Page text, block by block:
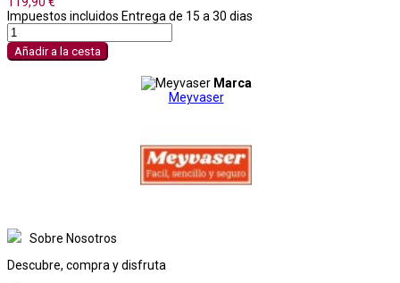
Impuestos incluidos Entrega de 15 a 30 dias
Añadir a la cesta
Marca
Meyvaser
Sobre Nosotros
Descubre, compra y disfruta